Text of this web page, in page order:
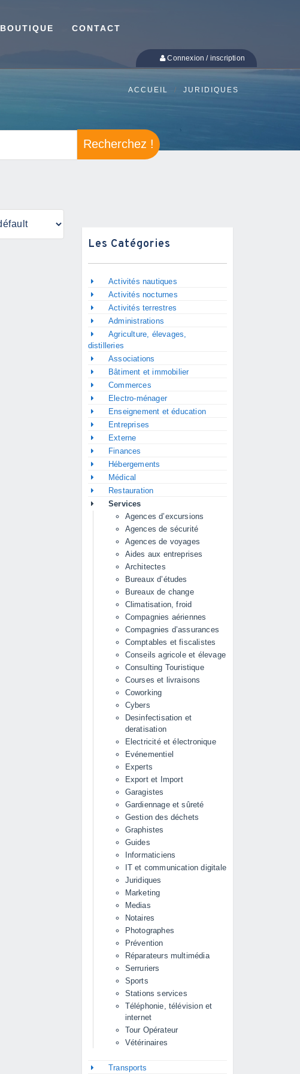
BOUTIQUE CONTACT
Connexion / inscription
ACCUEIL JURIDIQUES
Recherchez !
Les Catégories
Activités nautiques
Activités nocturnes
Activités terrestres
Administrations
Agriculture, élevages,
distilleries
Associations
Bâtiment et immobilier
Commerces
Electro-ménager
Enseignement et éducation
Entreprises
Externe
Finances
Hébergements
Médical
Restauration
Services
Agences d’excursions
Agences de sécurité
Agences de voyages
Aides aux entreprises
Architectes
Bureaux d’études
Bureaux de change
Climatisation, froid
Compagnies aériennes
Compagnies d’assurances
Comptables et fiscalistes
Conseils agricole et élevage
Consulting Touristique
Courses et livraisons
Coworking
Cybers
Desinfectisation et
deratisation
Electricité et électronique
Evénementiel
Experts
Export et Import
Garagistes
Gardiennage et sûreté
Gestion des déchets
Graphistes
Guides
Informaticiens
IT et communication digitale
Juridiques
Marketing
Medias
Notaires
Photographes
Prévention
Réparateurs multimédia
Serruriers
Sports
Stations services
Téléphonie, télévision et
internet
Tour Opérateur
Vétérinaires
Transports